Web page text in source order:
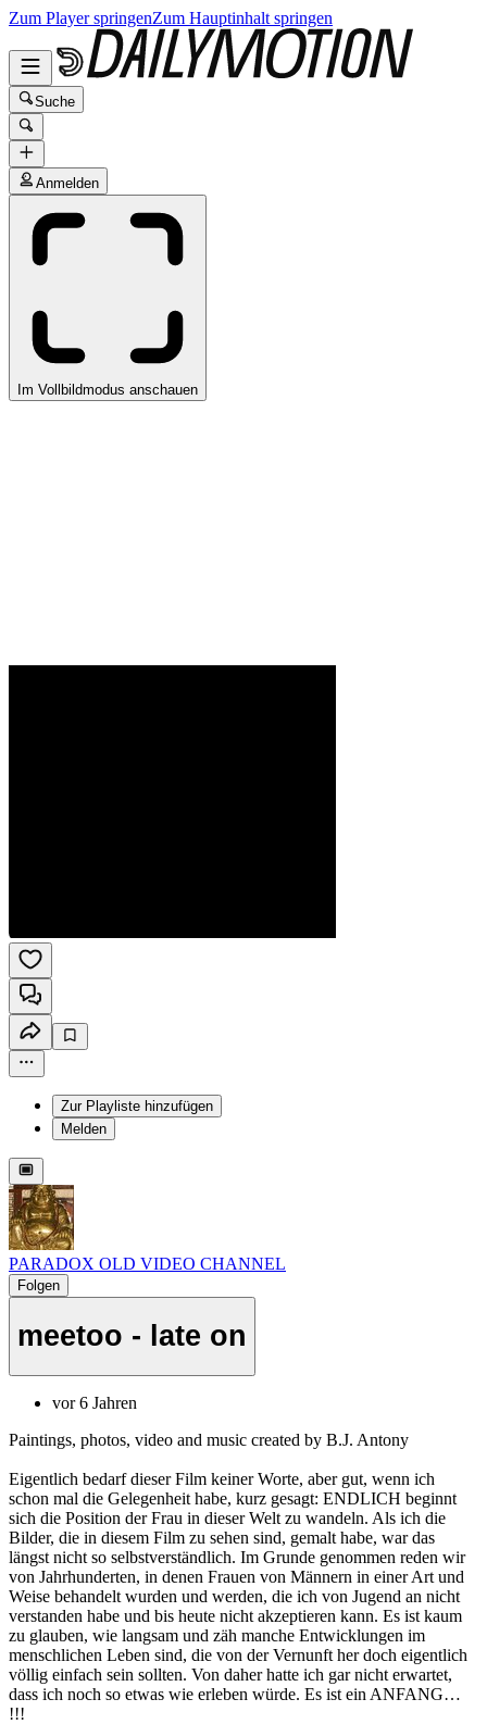
Zum Player springenZum Hauptinhalt springen
Suche
Anmelden
Im Vollbildmodus anschauen
Zur Playliste hinzufügen
Melden
PARADOX OLD VIDEO CHANNEL
Folgen
meetoo - late on
vor 6 Jahren
Paintings, photos, video and music created by B.J. Antony
Eigentlich bedarf dieser Film keiner Worte, aber gut, wenn ich
schon mal die Gelegenheit habe, kurz gesagt: ENDLICH beginnt
sich die Position der Frau in dieser Welt zu wandeln. Als ich die
Bilder, die in diesem Film zu sehen sind, gemalt habe, war das
längst nicht so selbstverständlich. Im Grunde genommen reden wir
von Jahrhunderten, in denen Frauen von Männern in einer Art und
Weise behandelt wurden und werden, die ich von Jugend an nicht
verstanden habe und bis heute nicht akzeptieren kann. Es ist kaum
zu glauben, wie langsam und zäh manche Entwicklungen im
menschlichen Leben sind, die von der Vernunft her doch eigentlich
völlig einfach sein sollten. Von daher hatte ich gar nicht erwartet,
dass ich noch so etwas wie erleben würde. Es ist ein ANFANG…
!!!